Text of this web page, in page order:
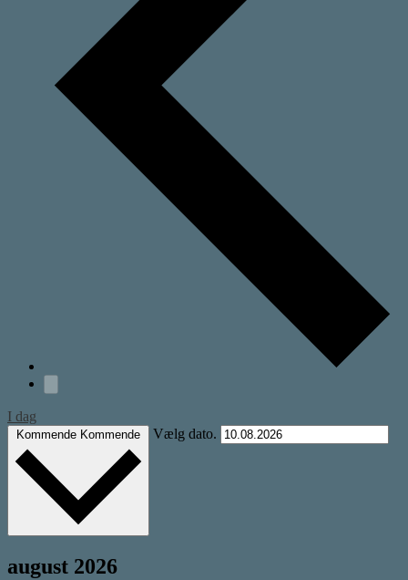
I dag
Kommende Kommende Vælg dato.
august 2026